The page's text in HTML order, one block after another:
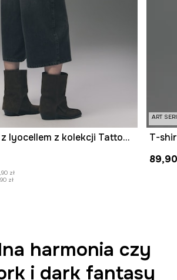
Koszula damska z lyocellem z kolekcji Tattoo Art by Tuan Nguyen
zł
zł
ART
harmonia czy
i dark fantasy